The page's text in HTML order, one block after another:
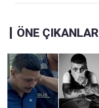
ÖNE ÇIKANLAR